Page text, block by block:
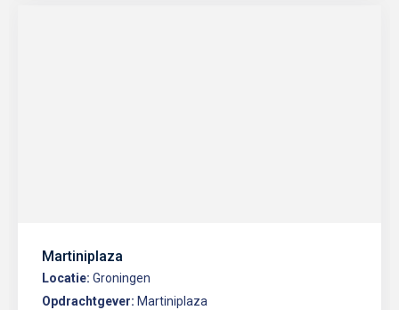
Martiniplaza
Locatie: Groningen
Opdrachtgever: Martiniplaza